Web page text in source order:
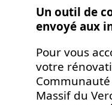
Un outil de
envoyé aux
Pour vous
votre
Massif du